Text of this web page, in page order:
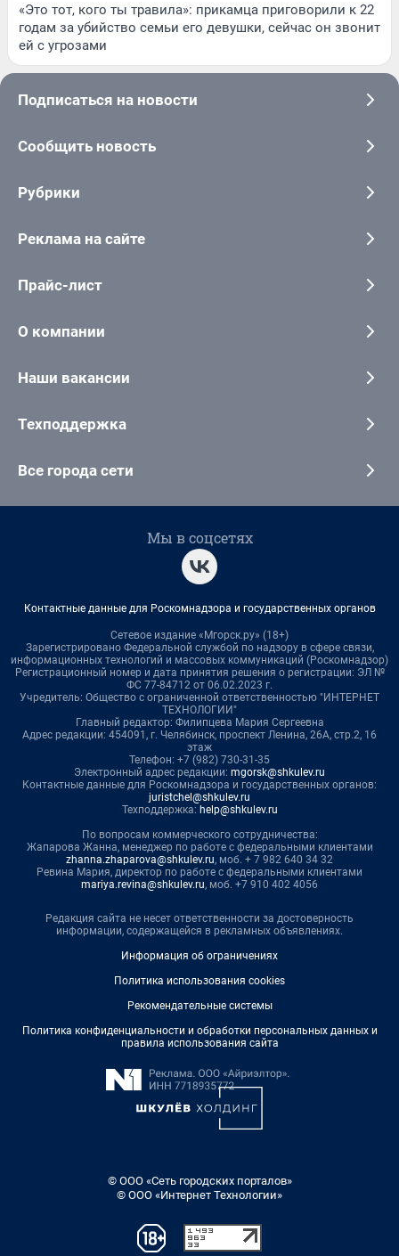
«Это тот, кого ты травила»: прикамца приговорили к 22
годам за убийство семьи его девушки, сейчас он звонит
ей с угрозами
Подписаться на новости
Сообщить новость
Рубрики
Реклама на сайте
Прайс-лист
О компании
Наши вакансии
Техподдержка
Все города сети
Мы в соцсетях
Контактные данные для Роскомнадзора и государственных органов
Сетевое издание «Мгорск.ру» (18+)
Зарегистрировано Федеральной службой по надзору в сфере связи,
информационных технологий и массовых коммуникаций (Роскомнадзор)
Регистрационный номер и дата принятия решения о регистрации: ЭЛ №
ФС 77-84712 от 06.02.2023 г.
Учредитель: Общество с ограниченной ответственностью "ИНТЕРНЕТ
ТЕХНОЛОГИИ"
Главный редактор: Филипцева Мария Сергеевна
Адрес редакции: 454091, г. Челябинск, проспект Ленина, 26А, стр.2, 16
этаж
Телефон: +7 (982) 730-31-35
Электронный адрес редакции: mgorsk@shkulev.ru
Контактные данные для Роскомнадзора и государственных органов:
juristchel@shkulev.ru
Техподдержка: help@shkulev.ru
По вопросам коммерческого сотрудничества:
Жапарова Жанна, менеджер по работе с федеральными клиентами
zhanna.zhaparova@shkulev.ru, моб. + 7 982 640 34 32
Ревина Мария, директор по работе с федеральными клиентами
mariya.revina@shkulev.ru, моб. +7 910 402 4056
Редакция сайта не несет ответственности за достоверность
информации, содержащейся в рекламных объявлениях.
Информация об ограничениях
Политика использования cookies
Рекомендательные системы
Политика конфиденциальности и обработки персональных данных и
правила использования сайта
© ООО «Сеть городских порталов»
© ООО «Интернет Технологии»